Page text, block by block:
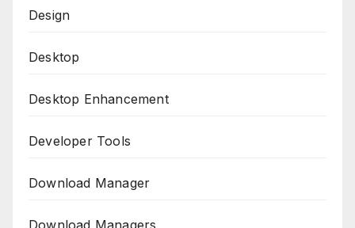
Design
Desktop
Desktop Enhancement
Developer Tools
Download Manager